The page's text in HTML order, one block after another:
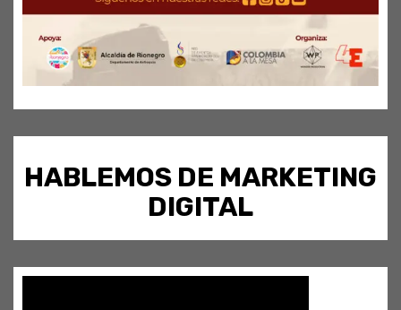
HABLEMOS DE MARKETING
DIGITAL